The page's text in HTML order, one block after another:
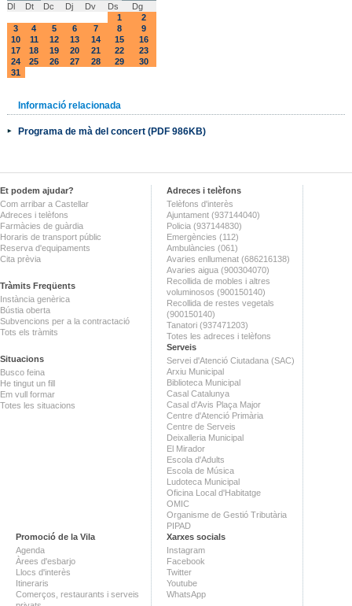
Dl
Dt Dc Dj Dv Ds
Dg
1
2
3
4 5 6 7 8
9
10
11 12 13 14 15
16
17
18 19 20 21 22
23
24
25 26 27 28 29
30
31
Informació relacionada
Programa de mà del concert (PDF 986KB)
Et podem ajudar?
Com arribar a Castellar
Adreces i telèfons
Farmàcies de guàrdia
Horaris de transport públic
Reserva d'equipaments
Cita prèvia
Tràmits Freqüents
Instància genèrica
Bústia oberta
Subvencions per a la contractació
Tots els tràmits
Situacions
Busco feina
He tingut un fill
Em vull formar
Totes les situacions
Adreces i telèfons
Telèfons d'interès
Ajuntament (937144040)
Policia (937144830)
Emergències (112)
Ambulàncies (061)
Avaries enllumenat (686216138)
Avaries aigua (900304070)
Recollida de mobles i altres
voluminosos (900150140)
Recollida de restes vegetals
(900150140)
Tanatori (937471203)
Totes les adreces i telèfons
Serveis
Servei d'Atenció Ciutadana (SAC)
Arxiu Municipal
Biblioteca Municipal
Casal Catalunya
Casal d'Avis Plaça Major
Centre d'Atenció Primària
Centre de Serveis
Deixalleria Municipal
El Mirador
Escola d'Adults
Escola de Música
Ludoteca Municipal
Oficina Local d'Habitatge
OMIC
Organisme de Gestió Tributària
PIPAD
Promoció de la Vila
Agenda
Àrees d'esbarjo
Llocs d'interès
Itineraris
Comerços, restaurants i serveis
Xarxes socials
Instagram
Facebook
Twitter
Youtube
WhatsApp